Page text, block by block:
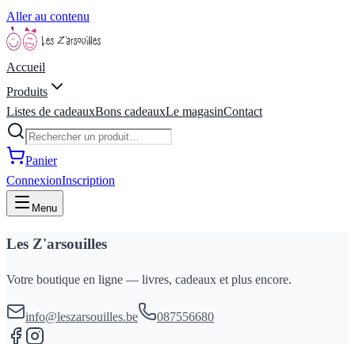
Aller au contenu
Accueil
Produits
Listes de cadeauxBons cadeauxLe magasinContact
Panier
ConnexionInscription
Menu
Les Z'arsouilles
Votre boutique en ligne — livres, cadeaux et plus encore.
info@leszarsouilles.be 087556680